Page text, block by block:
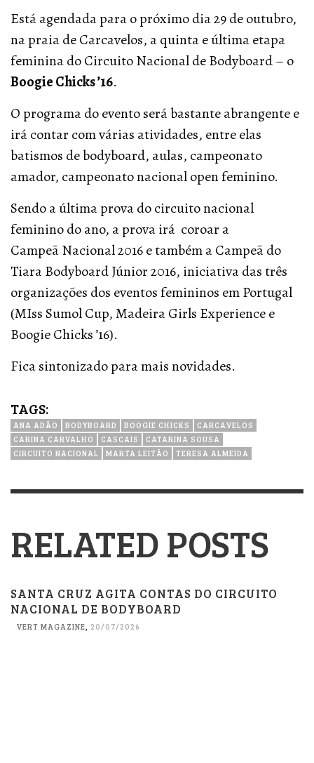
Está agendada para o próximo dia 29 de outubro,
na praia de Carcavelos, a quinta e última etapa
feminina do Circuito Nacional de Bodyboard – o
Boogie Chicks ’16.
O programa do evento será bastante abrangente e
irá contar com várias atividades, entre elas
batismos de bodyboard, aulas, campeonato
amador, campeonato nacional open feminino.
Sendo a última prova do circuito nacional
feminino do ano, a prova irá coroar a
Campeã Nacional 2016 e também a Campeã do
Tiara Bodyboard Júnior 2016, iniciativa das três
organizações dos eventos femininos em Portugal
(MIss Sumol Cup, Madeira Girls Experience e
Boogie Chicks ’16).
Fica sintonizado para mais novidades.
TAGS:
ANA ADÃO BODYBOARD BOOGIE CHICKS
CARCAVELOS
CARINA CARVALHO
CASCAIS
CATARINA SOUSA
CIRCUITO NACIONAL
MARTA LEITÃO TERESA ALMEIDA
RELATED POSTS
SANTA CRUZ AGITA CONTAS DO CIRCUITO
NACIONAL DE BODYBOARD
VERT MAGAZINE 20/07/2026